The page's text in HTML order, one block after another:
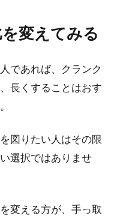
変えてみる
であれば、クランク
長くすることはおす
図りたい人はその限
選択ではありませ
変える方が、手っ取